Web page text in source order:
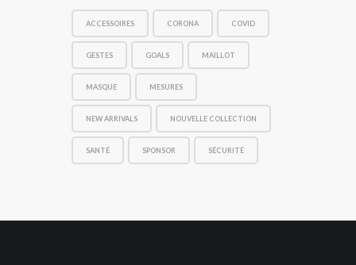
ACCESSOIRES CORONA COVID
GESTES GOALS MAILLOT
MASQUE MESURES
NEW ARRIVALS NOUVELLE COLLECTION
SANTÉ SPONSOR SÉCURITÉ